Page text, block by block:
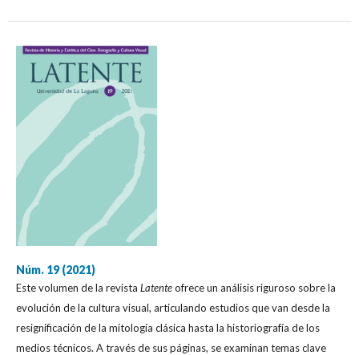
Núm. 19 (2021)
Este volumen de la revista Latenteofrece un análisis riguroso sobre la
evolución de la cultura visual, articulando estudios que van desde la
resignificación de la mitología clásica hasta la historiografía de los
medios técnicos. A través de sus páginas, se examinan temas clave